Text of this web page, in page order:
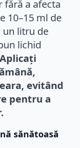
fără a afecta
10–15 ml de
un litru de
lichid
Aplicați
evitând
pentru a
sănătoasă